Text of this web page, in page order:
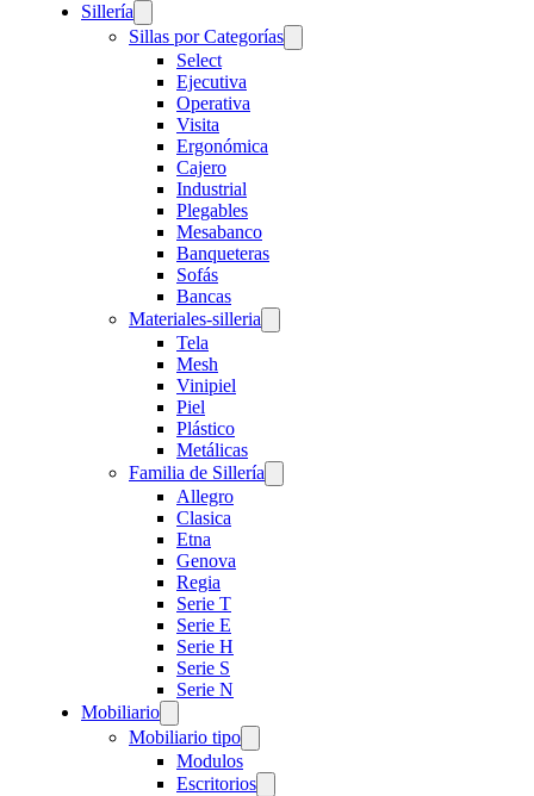
Sillería
Sillas por Categorías
Select
Ejecutiva
Operativa
Visita
Ergonómica
Cajero
Industrial
Plegables
Mesabanco
Banqueteras
Sofás
Bancas
Materiales-silleria
Tela
Mesh
Vinipiel
Piel
Plástico
Metálicas
Familia de Sillería
Allegro
Clasica
Etna
Genova
Regia
Serie T
Serie E
Serie H
Serie S
Serie N
Mobiliario
Mobiliario tipo
Modulos
Escritorios